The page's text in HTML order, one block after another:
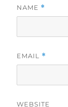
NAME *
EMAIL *
WEBSITE